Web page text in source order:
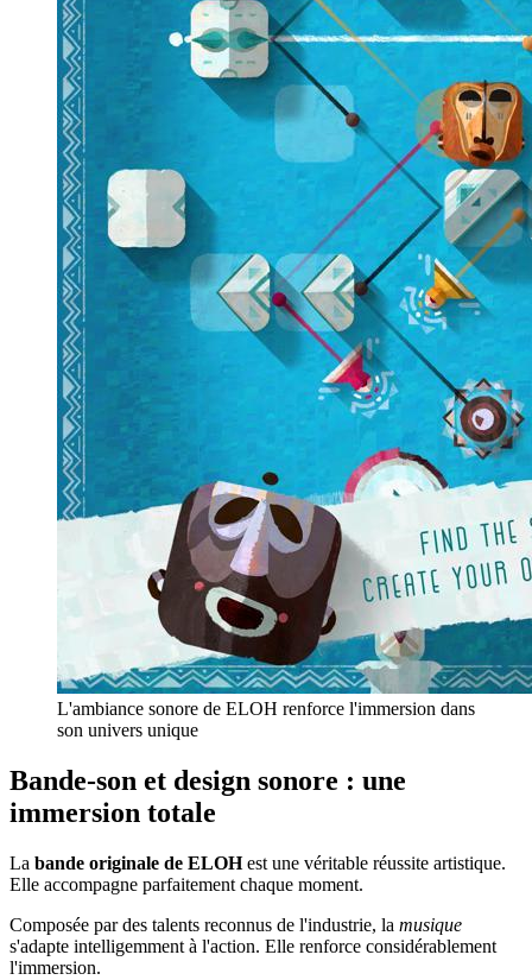
L'ambiance sonore de ELOH renforce l'immersion dans
son univers unique
Bande-son et design sonore : une
immersion totale
La bande originale de ELOHest une véritable réussite artistique.
Elle accompagne parfaitement chaque moment.
Composée par des talents reconnus de l'industrie, la musique
s'adapte intelligemment à l'action. Elle renforce considérablement
l'immersion.